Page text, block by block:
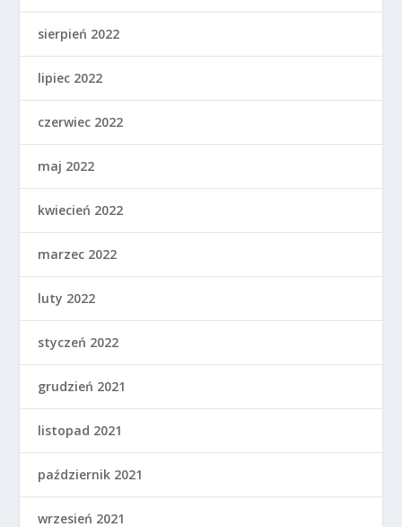
sierpień 2022
lipiec 2022
czerwiec 2022
maj 2022
kwiecień 2022
marzec 2022
luty 2022
styczeń 2022
grudzień 2021
listopad 2021
październik 2021
wrzesień 2021